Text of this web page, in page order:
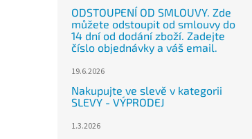
ODSTOUPENÍ OD SMLOUVY. Zde
můžete odstoupit od smlouvy do
14 dní od dodání zboží. Zadejte
číslo objednávky a váš email.
19.6.2026
Nakupujte ve slevě v kategorii
SLEVY - VÝPRODEJ
1.3.2026